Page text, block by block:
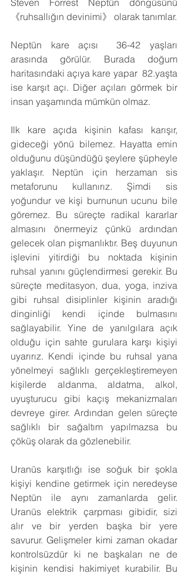
《ruhsallığın devinimi》 olarak tanımlar.
Neptün kare açısı  36-42 yaşları
arasında görülür. Burada doğum
haritasındaki açıya kare yapar  82.yaşta
ise karşıt açı. Diğer açıları görmek bir
insan yaşamında mümkün olmaz.
Ilk kare açıda kişinin kafası karışır,
gideceği yönü bilemez. Hayatta emin
olduğunu düşündüğü şeylere şüpheyle
yaklaşır. Neptün için herzaman sis
metaforunu kullanırız. Şimdi sis
yoğundur ve kişi burnunun ucunu bile
göremez. Bu süreçte radikal kararlar
almasını önermeyiz çünkü ardından
gelecek olan pişmanlıktır. Beş duyunun
işlevini yitirdiği bu noktada kişinin
ruhsal yanını güçlendirmesi gerekir. Bu
süreçte meditasyon, dua, yoga, inziva
gibi ruhsal disiplinler kişinin aradığı
dinginliği kendi içinde bulmasını
sağlayabilir. Yine de yanılgılara açık
olduğu için sahte gurulara karşı kişiyi
uyarırız. Kendi içinde bu ruhsal yana
yönelmeyi sağlıklı gerçekleştiremeyen
kişilerde aldanma, aldatma, alkol,
uyuşturucu gibi kaçış mekanizmaları
devreye girer. Ardından gelen süreçte
sağlıklı bir sağaltım yapılmazsa bu
çöküş olarak da gözlenebilir.
Uranüs karşıtlığı ise soğuk bir şokla
kişiyi kendine getirmek için neredeyse
Neptün ile aynı zamanlarda gelir.
Uranüs elektrik çarpması gibidir, sizi
alır ve bir yerden başka bir yere
savurur. Gelişmeler kimi zaman okadar
kontrolsüzdür ki ne başkaları ne de
kişinin kendisi hakimiyet kurabilir. Bu